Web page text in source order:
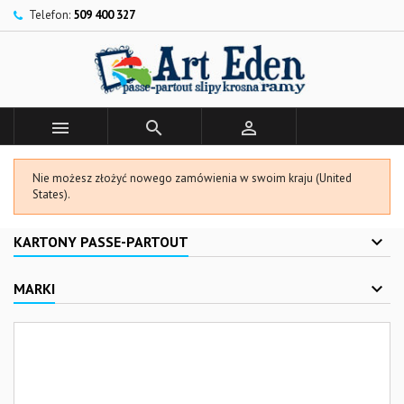
Telefon: 509 400 327
  
Nie możesz złożyć nowego zamówienia w swoim kraju (United
States).
KARTONY PASSE-PARTOUT
MARKI